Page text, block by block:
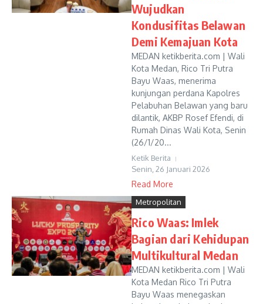
Wujudkan
Kondusifitas Belawan
Demi Kemajuan Kota
MEDAN ketikberita.com | Wali
Kota Medan, Rico Tri Putra
Bayu Waas, menerima
kunjungan perdana Kapolres
Pelabuhan Belawan yang baru
dilantik, AKBP Rosef Efendi, di
Rumah Dinas Wali Kota, Senin
(26/1/20...
Ketik Berita
Senin, 26 Januari 2026
Read More
Metropolitan
Rico Waas: Imlek
Bagian dari Kehidupan
Multikultural Medan
MEDAN ketikberita.com | Wali
Kota Medan Rico Tri Putra
Bayu Waas menegaskan